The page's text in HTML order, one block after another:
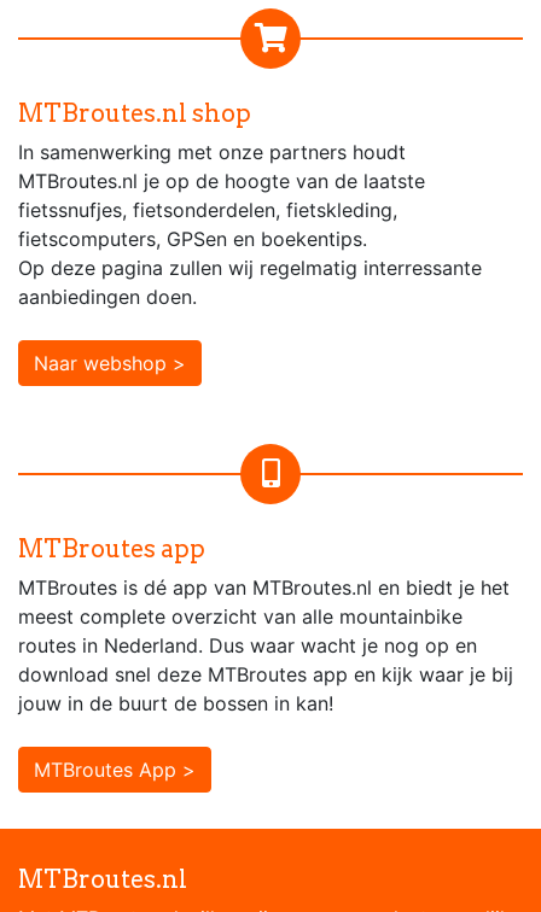
MTBroutes.nl shop
In samenwerking met onze partners houdt
MTBroutes.nl je op de hoogte van de laatste
fietssnufjes, fietsonderdelen, fietskleding,
fietscomputers, GPSen en boekentips.
Op deze pagina zullen wij regelmatig interressante
aanbiedingen doen.
Naar webshop >
MTBroutes app
MTBroutes is dé app van MTBroutes.nl en biedt je het
meest complete overzicht van alle mountainbike
routes in Nederland. Dus waar wacht je nog op en
download snel deze MTBroutes app en kijk waar je bij
jouw in de buurt de bossen in kan!
MTBroutes App >
MTBroutes.nl